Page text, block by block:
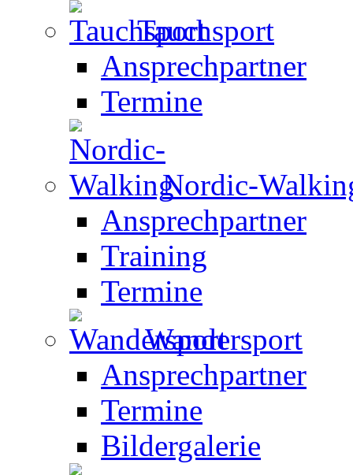
Tauchsport
Ansprechpartner
Termine
Nordic-
Ansprechpartner
Training
Termine
Wandersport
Ansprechpartner
Termine
Bildergalerie